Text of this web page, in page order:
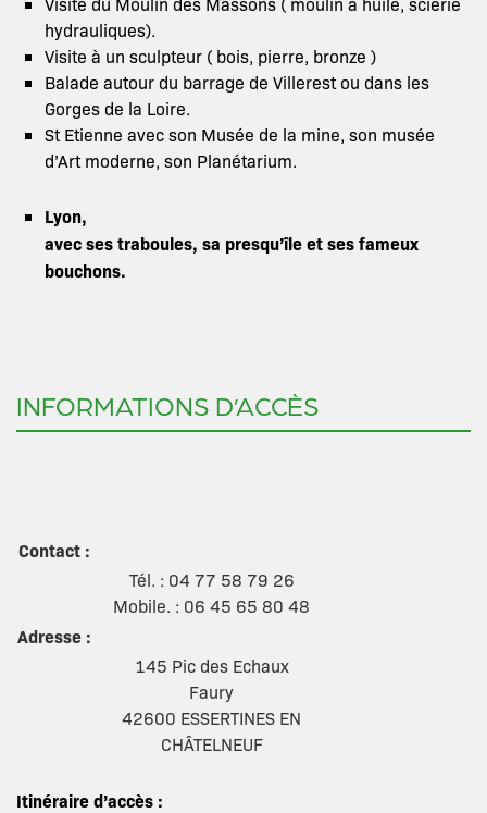
hydrauliques).
Visite à un sculpteur ( bois, pierre, bronze )
Balade autour du barrage de Villerest ou dans les
Gorges de la Loire.
St Etienne avec son Musée de la mine, son musée
d’Art moderne, son Planétarium.
Lyon,
avec ses traboules, sa presqu’île et ses fameux
bouchons.
INFORMATIONS D’ACCÈS
Contact :
Tél. : 04 77 58 79 26
Mobile. : 06 45 65 80 48
Adresse :
145 Pic des Echaux
Faury
42600 ESSERTINES EN
CHÂTELNEUF
Itinéraire d’accès :